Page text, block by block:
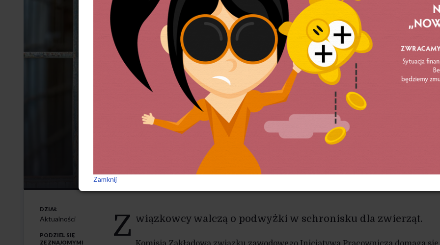
O wyższe płace
Z wiązkowcy walczą o podwyżki w schronisku dla zwierząt.
DZIAŁ
Aktualności
PODZIEL SIĘ
ZE ZNAJOMYMI
Zamknij